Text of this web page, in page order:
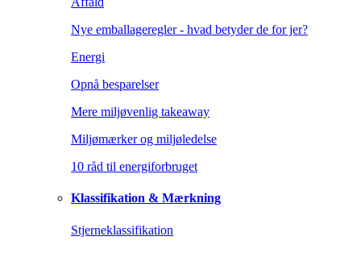
Nye emballageregler - hvad betyder de for jer?
Energi
Opnå besparelser
Mere miljøvenlig takeaway
Miljømærker og miljøledelse
10 råd til energiforbruget
Klassifikation & Mærkning
Stjerneklassifikation